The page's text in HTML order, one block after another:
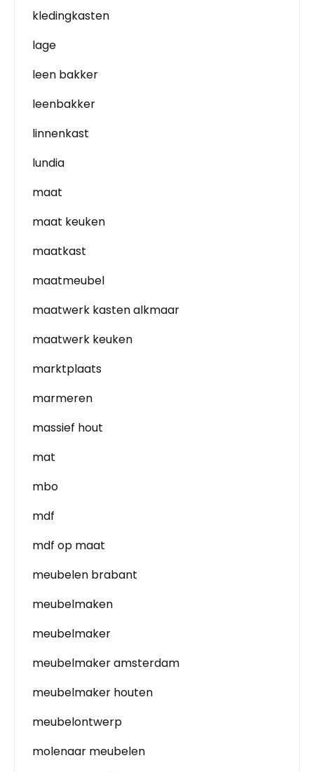
kledingkasten
lage
leen bakker
leenbakker
linnenkast
lundia
maat
maat keuken
maatkast
maatmeubel
maatwerk kasten alkmaar
maatwerk keuken
marktplaats
marmeren
massief hout
mat
mbo
mdf
mdf op maat
meubelen brabant
meubelmaken
meubelmaker
meubelmaker amsterdam
meubelmaker houten
meubelontwerp
molenaar meubelen